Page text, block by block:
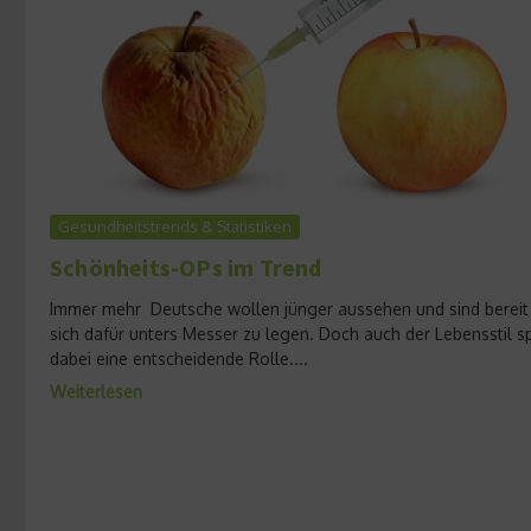
Gesundheitstrends & Statistiken
Schönheits-OPs im Trend
Immer mehr Deutsche wollen jünger aussehen und sind bereit
sich dafür unters Messer zu legen. Doch auch der Lebensstil
dabei eine entscheidende Rolle....
Weiterlesen